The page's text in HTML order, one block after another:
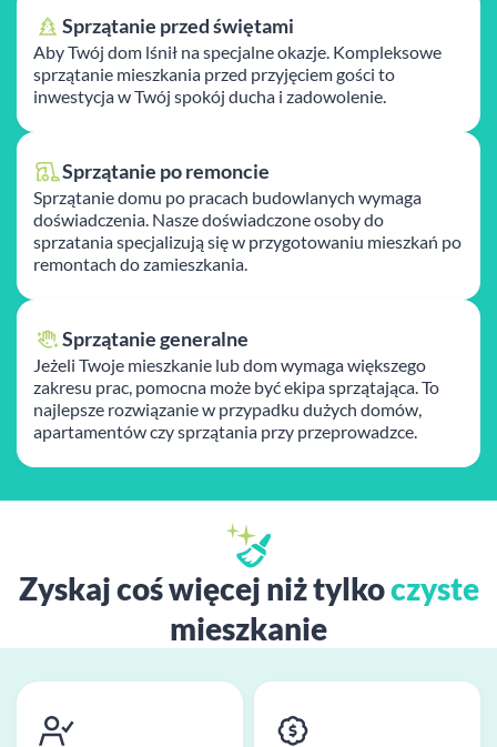
Sprzątanie przed świętami
Aby Twój dom lśnił na specjalne okazje. Kompleksowe
sprzątanie mieszkania przed przyjęciem gości to
inwestycja w Twój spokój ducha i zadowolenie.
Sprzątanie po remoncie
Sprzątanie domu po pracach budowlanych wymaga
doświadczenia. Nasze doświadczone osoby do
sprzatania specjalizują się w przygotowaniu mieszkań po
remontach do zamieszkania.
Sprzątanie generalne
Jeżeli Twoje mieszkanie lub dom wymaga większego
zakresu prac, pomocna może być ekipa sprzątająca. To
najlepsze rozwiązanie w przypadku dużych domów,
apartamentów czy sprzątania przy przeprowadzce.
Zyskaj coś więcej niż tylkoczyste
mieszkanie